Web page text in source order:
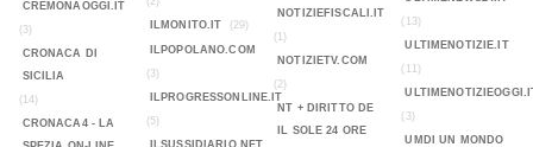
CREMONAOGGI.IT
(3)
CRONACA DI
SICILIA
(14)
CRONACA4 - LA
ILMONITO.IT
(29)
ILPOPOLANO.COM
(3)
ILPROGRESSONLINE.IT
(5)
NOTIZIEFISCALI.IT
(1)
NOTIZIETV.COM
(2)
NT + DIRITTO DE
IL SOLE 24 ORE
(13)
ULTIMENOTIZIE.IT
(11)
(3)
UMDI UN MONDO